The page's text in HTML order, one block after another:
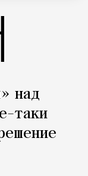
над
таки